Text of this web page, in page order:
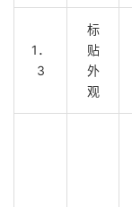
1．
3
标
贴
外
观